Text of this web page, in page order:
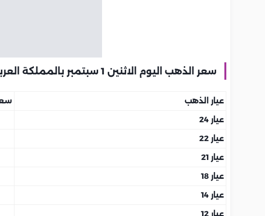
سعر الذهب اليوم الاثنين 1 سبتمبر بالمملكة العربية السعودية
عيار الذهب
عيار 24
عيار 22
عيار 21
عيار 18
عيار 14
عيار 12